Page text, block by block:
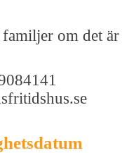
om det är